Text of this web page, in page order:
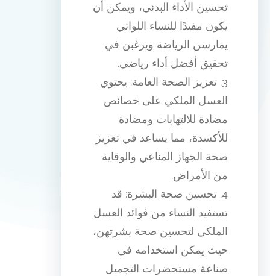
تحسين الأداء البدني، ويمكن أن
يكون مفيدًا للنساء اللواتي
يمارسن الرياضة ويرغبن في
تحقيق أفضل أداء رياضي.
3. تعزيز الصحة العامة: يحتوي
العسل الملكي على خصائص
مضادة للالتهابات ومضادة
للأكسدة، مما يساعد في تعزيز
صحة الجهاز المناعي والوقاية
من الأمراض.
4. تحسين صحة البشرة: قد
تستفيد النساء من فوائد العسل
الملكي لتحسين صحة بشرتهن،
حيث يمكن استخدامه في
صناعة مستحضرات التجميل